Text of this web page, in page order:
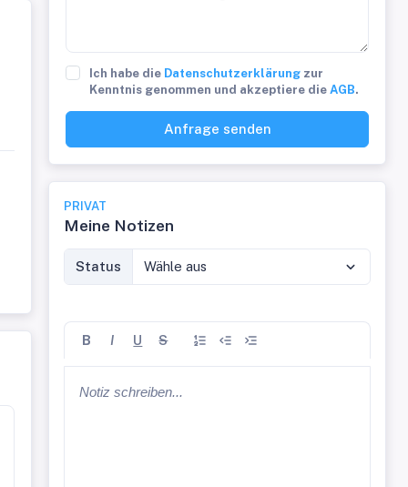
Ich habe die Datenschutzerklärung zur
Kenntnis genommen und akzeptiere dieAGB.
Anfrage senden
PRIVAT
Meine Notizen
Status Wähle aus
B I U S